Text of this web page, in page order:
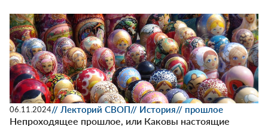
Бордачёвым и Владимиром Рудаковым.
06.11.2024// Лекторий СВОП// История// прошлое
Непроходящее прошлое, или Каковы настоящие